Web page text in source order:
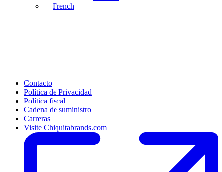
French
Contacto
Política de Privacidad
Política fiscal
Cadena de suministro
Carreras
Visite Chiquitabrands.com